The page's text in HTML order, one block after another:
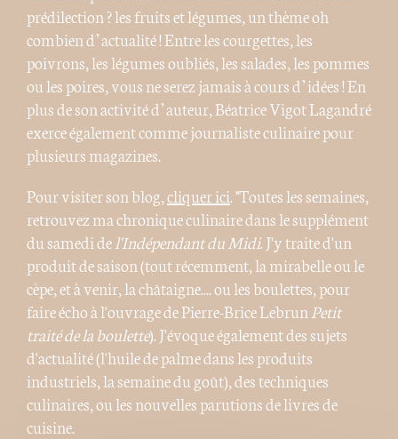
prédilection ? les fruits et légumes, un thème oh
combien d’actualité ! Entre les courgettes, les
poivrons, les légumes oubliés, les salades, les pommes
ou les poires, vous ne serez jamais à cours d’idées ! En
plus de son activité d’auteur, Béatrice Vigot Lagandré
exerce également comme journaliste culinaire pour
plusieurs magazines.
Pour visiter son blog,cliquer ici. "Toutes les semaines,
retrouvez ma chronique culinaire dans le supplément
du samedi del'Indépendant du Midi. J'y traite d'un
produit de saison (tout récemment, la mirabelle ou le
cèpe, et à venir, la châtaigne.... ou les boulettes, pour
faire écho à l'ouvrage de Pierre-Brice Lebrun Petit
traité de la boulette). J'évoque également des sujets
d'actualité (l'huile de palme dans les produits
industriels, la semaine du goût), des techniques
culinaires, ou les nouvelles parutions de livres de
cuisine.